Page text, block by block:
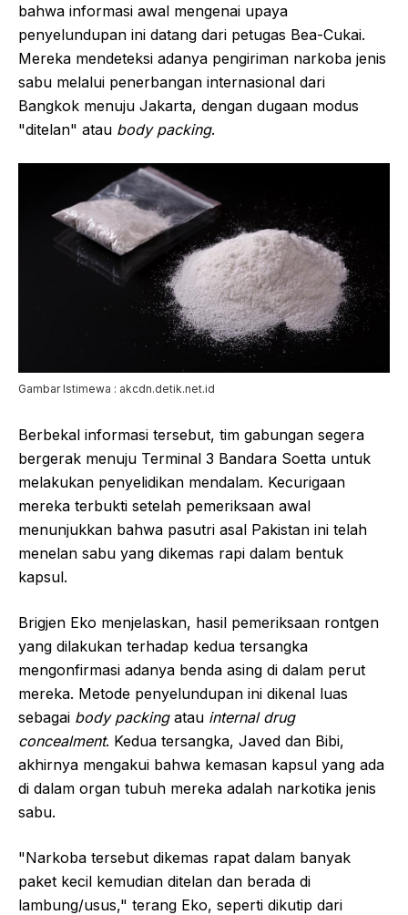
bahwa informasi awal mengenai upaya
penyelundupan ini datang dari petugas Bea-Cukai.
Mereka mendeteksi adanya pengiriman narkoba jenis
sabu melalui penerbangan internasional dari
Bangkok menuju Jakarta, dengan dugaan modus
"ditelan" atau body packing.
Gambar Istimewa : akcdn.detik.net.id
Berbekal informasi tersebut, tim gabungan segera
bergerak menuju Terminal 3 Bandara Soetta untuk
melakukan penyelidikan mendalam. Kecurigaan
mereka terbukti setelah pemeriksaan awal
menunjukkan bahwa pasutri asal Pakistan ini telah
menelan sabu yang dikemas rapi dalam bentuk
kapsul.
Brigjen Eko menjelaskan, hasil pemeriksaan rontgen
yang dilakukan terhadap kedua tersangka
mengonfirmasi adanya benda asing di dalam perut
mereka. Metode penyelundupan ini dikenal luas
sebagai body packingatau internal drug
concealment. Kedua tersangka, Javed dan Bibi,
akhirnya mengakui bahwa kemasan kapsul yang ada
di dalam organ tubuh mereka adalah narkotika jenis
sabu.
"Narkoba tersebut dikemas rapat dalam banyak
paket kecil kemudian ditelan dan berada di
lambung/usus," terang Eko, seperti dikutip dari